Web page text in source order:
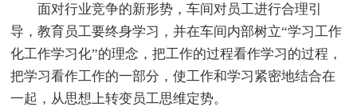
面对行业竞争的新形势，车间对员工进行合理引
导，教育员工要终身学习，并在车间内部树立“学习工作
化工作学习化”的理念，把工作的过程看作学习的过程，
把学习看作工作的一部分，使工作和学习紧密地结合在
一起，从思想上转变员工思维定势。